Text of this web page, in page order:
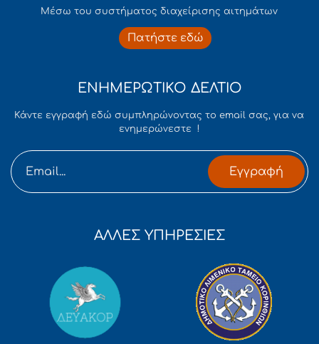
Mέσω του συστήματος διαχείρισης αιτημάτων
Πατήστε εδώ
ΕΝΗΜΕΡΩΤΙΚΟ ΔΕΛΤΙΟ
Κάντε εγγραφή εδώ συμπληρώνοντας το email σας, για να
ενημερώνεστε !
Εγγραφή
ΑΛΛΕΣ ΥΠΗΡΕΣΙΕΣ